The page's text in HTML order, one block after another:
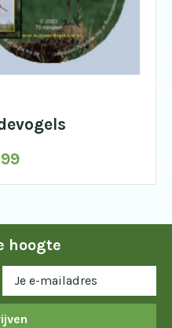
hoogte